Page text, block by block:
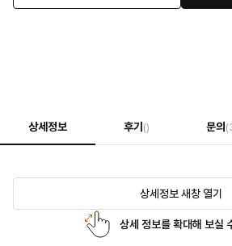
상세정보 후기 () 문의
상세정보 새창 열기
상세 정보를 확대해 보실